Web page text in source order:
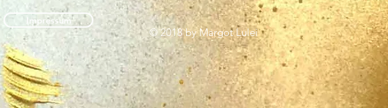
Impressum
© 2018 by Margot Lulei